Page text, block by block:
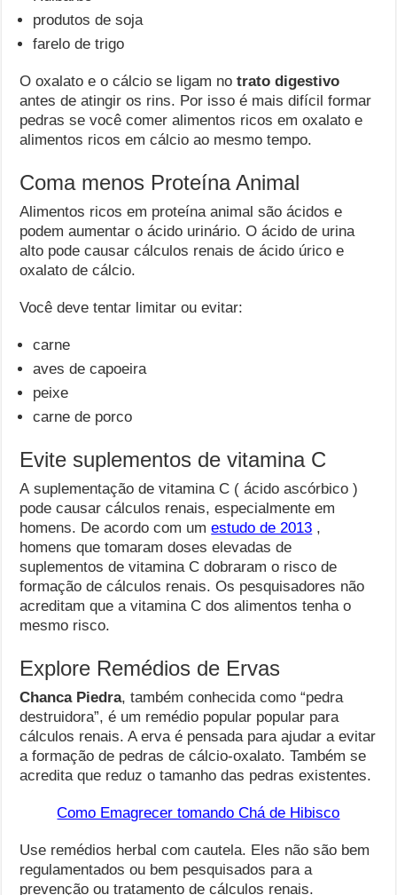
produtos de soja
farelo de trigo
O oxalato e o cálcio se ligam notrato digestivo
antes de atingir os rins. Por isso é mais difícil formar
pedras se você comer alimentos ricos em oxalato e
alimentos ricos em cálcio ao mesmo tempo.
Coma menos Proteína Animal
Alimentos ricos em proteína animal são ácidos e
podem aumentar o ácido urinário. O ácido de urina
alto pode causar cálculos renais de ácido úrico e
oxalato de cálcio.
Você deve tentar limitar ou evitar:
carne
aves de capoeira
peixe
carne de porco
Evite suplementos de vitamina C
A suplementação de vitamina C ( ácido ascórbico )
pode causar cálculos renais, especialmente em
homens. De acordo com umestudo de 2013 ,
homens que tomaram doses elevadas de
suplementos de vitamina C dobraram o risco de
formação de cálculos renais. Os pesquisadores não
acreditam que a vitamina C dos alimentos tenha o
mesmo risco.
Explore Remédios de Ervas
Chanca Piedra, também conhecida como “pedra
destruidora”, é um remédio popular popular para
cálculos renais. A erva é pensada para ajudar a evitar
a formação de pedras de cálcio-oxalato. Também se
acredita que reduz o tamanho das pedras existentes.
Como Emagrecer tomando Chá de Hibisco
Use remédios herbal com cautela. Eles não são bem
regulamentados ou bem pesquisados ​​para a
prevenção ou tratamento de cálculos renais.